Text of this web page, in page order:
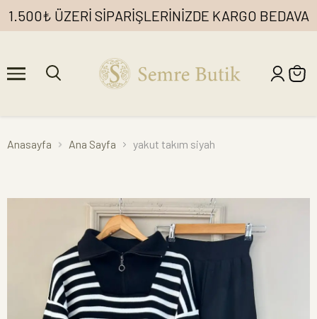
1.500₺ ÜZERİ SİPARİŞLERİNİZDE KARGO BEDAVA
Anasayfa Ana Sayfa yakut takım siyah